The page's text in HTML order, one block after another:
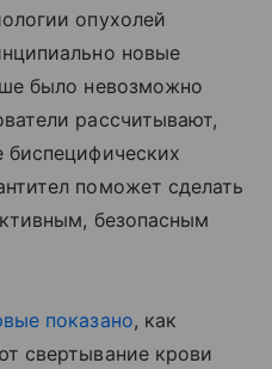
опухолей
новые
было невозможно
рассчитывают,
биспецифических
поможет сделать
безопасным
показано, как
свертывание крови